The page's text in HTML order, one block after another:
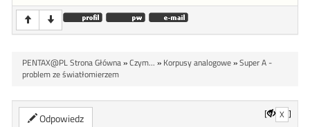
PENTAX@PL Strona Główna»Czym... » Korpusy analogowe»Super A -
problem ze światłomierzem
Odpowiedz [ X ]